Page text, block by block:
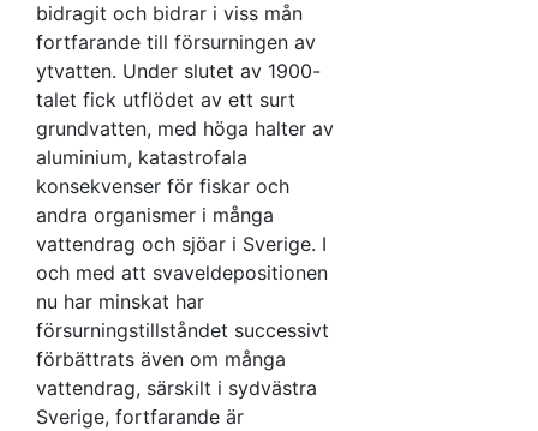
bidragit och bidrar i viss mån
fortfarande till försurningen av
ytvatten. Under slutet av 1900-
talet fick utflödet av ett surt
grundvatten, med höga halter av
aluminium, katastrofala
konsekvenser för fiskar och
andra organismer i många
vattendrag och sjöar i Sverige. I
och med att svaveldepositionen
nu har minskat har
försurningstillståndet successivt
förbättrats även om många
vattendrag, särskilt i sydvästra
Sverige, fortfarande är